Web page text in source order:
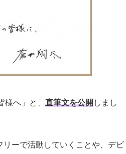
へ」と、 直筆文を公開しまし
リーで活動していくことや、デビ